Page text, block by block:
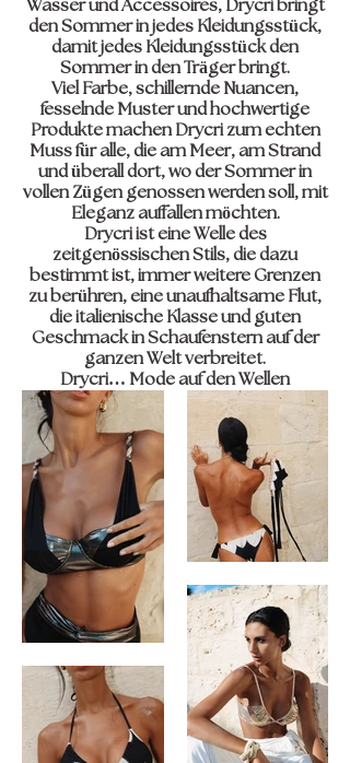
Wasser und Accessoires, Drycri bringt
den Sommer in jedes Kleidungsstück,
damit jedes Kleidungsstück den
Sommer in den Träger bringt.
Viel Farbe, schillernde Nuancen,
fesselnde Muster und hochwertige
Produkte machen Drycri zum echten
Muss für alle, die am Meer, am Strand
und überall dort, wo der Sommer in
vollen Zügen genossen werden soll, mit
Eleganz auffallen möchten.
Drycri ist eine Welle des
zeitgenössischen Stils, die dazu
bestimmt ist, immer weitere Grenzen
zu berühren, eine unaufhaltsame Flut,
die italienische Klasse und guten
Geschmack in Schaufenstern auf der
ganzen Welt verbreitet.
Drycri… Mode auf den Wellen